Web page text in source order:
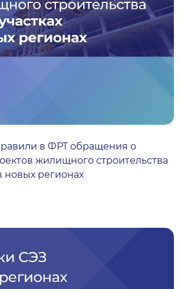
в ФРТ обращения о
жилищного строительства
новых регионах